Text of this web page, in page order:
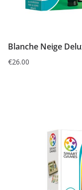
Blanche Neige
€26.00